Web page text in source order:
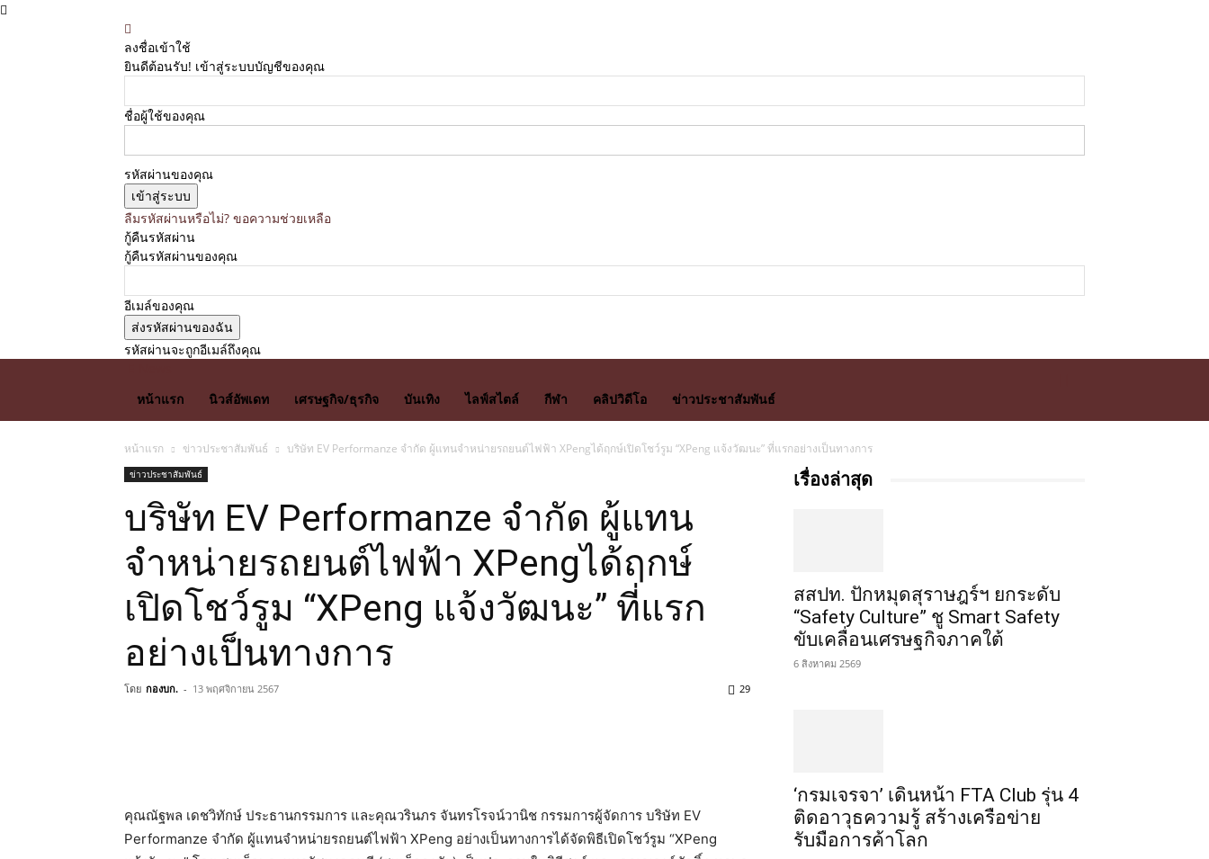
ลงชื่อเข้าใช้
ยินดีต้อนรับ! เข้าสู่ระบบบัญชีของคุณ
ชื่อผู้ใช้ของคุณ
รหัสผ่านของคุณ
ลืมรหัสผ่านหรือไม่? ขอความช่วยเหลือ
กู้คืนรหัสผ่าน
กู้คืนรหัสผ่านของคุณ
อีเมล์ของคุณ
รหัสผ่านจะถูกอีเมล์ถึงคุณ
หน้าแรก
นิวส์อัพเดท เศรษฐกิจ/ธุรกิจ บันเทิง ไลฟ์สไตล์ กีฬา คลิปวิดีโอ ข่าวประชาสัมพันธ์
หน้าแรก ข่าวประชาสัมพันธ์ บริษัท EV Performanze จำกัด ผู้แทนจำหน่ายรถยนต์ไฟฟ้า XPengได้ฤกษ์เปิดโชว์รูม “XPeng แจ้งวัฒนะ” ที่แรกอย่างเป็นทางการ
ข่าวประชาสัมพันธ์
บริษัท EV Performanze จำกัด ผู้แทน
จำหน่ายรถยนต์ไฟฟ้า XPengได้ฤกษ์
เปิดโชว์รูม “XPeng แจ้งวัฒนะ” ที่แรก
อย่างเป็นทางการ
โดย กองบก. - 13 พฤศจิกายน 2567 29
คุณณัฐพล เดชวิทักษ์ ประธานกรรมการ และคุณวรินภร จันทรโรจน์วานิช กรรมการผู้จัดการ บริษัท EV
Performanze จำกัด ผู้แทนจำหน่ายรถยนต์ไฟฟ้า XPeng อย่างเป็นทางการได้จัดพิธีเปิดโชว์รูม “XPeng
เรื่องล่าสุด
สสปท. ปักหมุดสุราษฎร์ฯ ยกระดับ
“Safety Culture” ชู Smart Safety
ขับเคลื่อนเศรษฐกิจภาคใต้
6 สิงหาคม 2569
‘กรมเจรจา’ เดินหน้า FTA Club รุ่น 4
ติดอาวุธความรู้ สร้างเครือข่าย
รับมือการค้าโลก